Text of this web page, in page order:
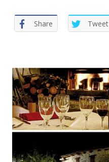
Share Tweet
e
r
e
r
: